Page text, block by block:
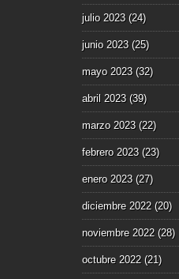
julio 2023(24)
junio 2023(25)
mayo 2023(32)
abril 2023(39)
marzo 2023(22)
febrero 2023(23)
enero 2023(27)
diciembre 2022 (20)
noviembre 2022 (28)
octubre 2022 (21)